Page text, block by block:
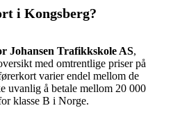
i Kongsberg?
Johansen Trafikkskole AS,
med omtrentlige priser på
varier endel mellom de
uvanlig å betale mellom 20 000
klasse B i Norge.